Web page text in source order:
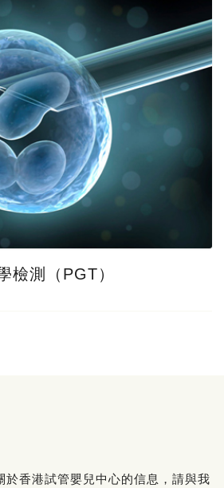
檢測（PGT）
於香港試管嬰兒中心的信息，請與我